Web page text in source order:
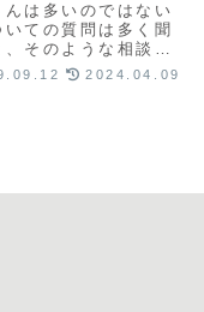
は多いのではない
ての質問は多く聞
そのような相談の
い新生児期...2024.04.09